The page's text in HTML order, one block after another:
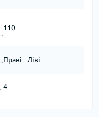
110
Праві - Ліві
4